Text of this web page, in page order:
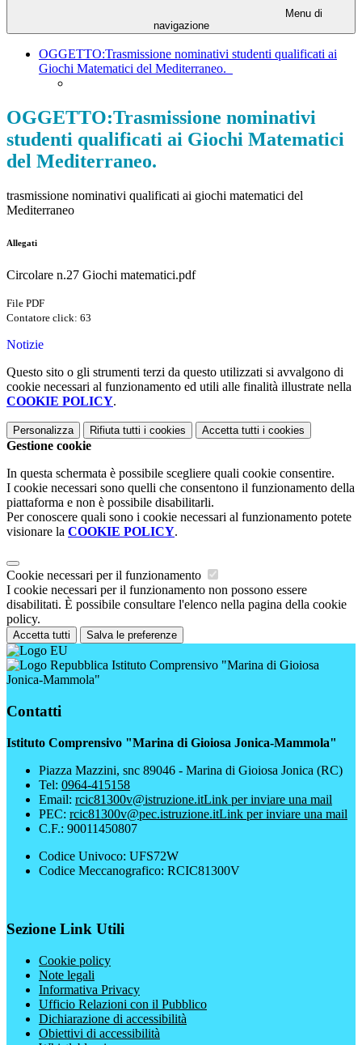
Menu di
navigazione
OGGETTO:Trasmissione nominativi studenti qualificati ai
Giochi Matematici del Mediterraneo.
OGGETTO:Trasmissione nominativi
studenti qualificati ai Giochi Matematici
del Mediterraneo.
trasmissione nominativi qualificati ai giochi matematici del
Mediterraneo
Allegati
Circolare n.27 Giochi matematici.pdf
File PDF
Contatore click: 63
Notizie
Questo sito o gli strumenti terzi da questo utilizzati si avvalgono di
cookie necessari al funzionamento ed utili alle finalità illustrate nella
COOKIE POLICY.
Personalizza Rifiuta tutti i cookies Accetta tutti i cookies
Gestione cookie
In questa schermata è possibile scegliere quali cookie consentire.
I cookie necessari sono quelli che consentono il funzionamento della
piattaforma e non è possibile disabilitarli.
Per conoscere quali sono i cookie necessari al funzionamento potete
visionare la COOKIE POLICY.
Cookie necessari per il funzionamento
I cookie necessari per il funzionamento non possono essere
disabilitati. È possibile consultare l'elenco nella pagina della cookie
policy.
Accetta tutti Salva le preferenze
Istituto Comprensivo "Marina di Gioiosa
Jonica-Mammola"
Contatti
Istituto Comprensivo "Marina di Gioiosa Jonica-Mammola"
Piazza Mazzini, snc 89046 - Marina di Gioiosa Jonica (RC)
Tel: 0964-415158
Email: rcic81300v@istruzione.itLink per inviare una mail
PEC: rcic81300v@pec.istruzione.itLink per inviare una mail
C.F.: 90011450807
Codice Univoco: UFS72W
Codice Meccanografico: RCIC81300V
Sezione Link Utili
Cookie policy
Note legali
Informativa Privacy
Ufficio Relazioni con il Pubblico
Dichiarazione di accessibilità
Obiettivi di accessibilità